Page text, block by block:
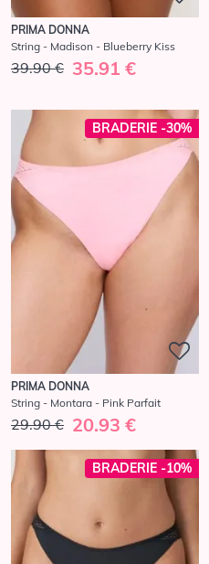
PRIMA DONNA
String - Madison - Blueberry Kiss
39.90 € 35.91 €
BRADERIE -30%
PRIMA DONNA
String - Montara - Pink Parfait
29.90 € 20.93 €
BRADERIE -10%